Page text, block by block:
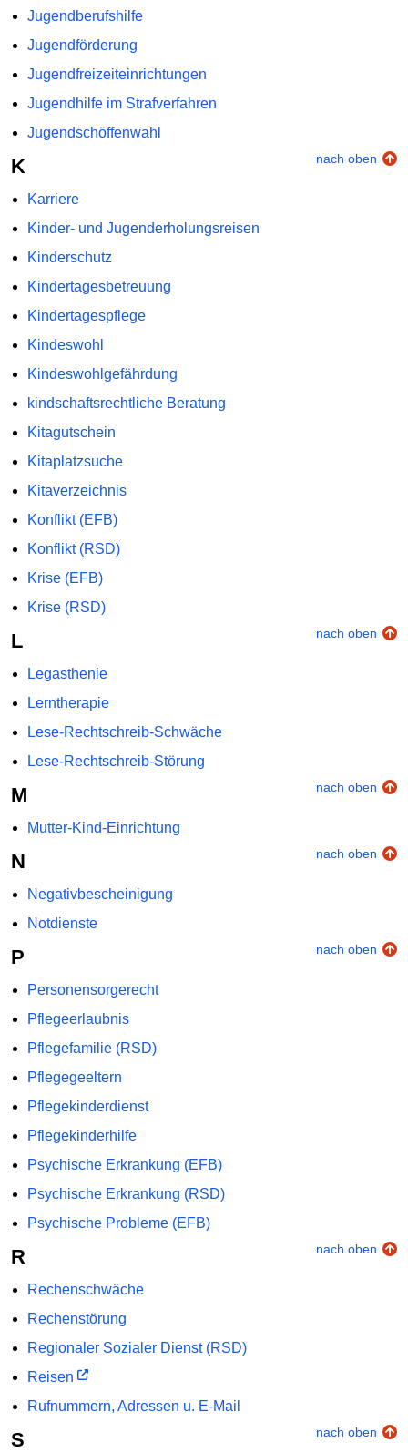
Jugendberufshilfe
Jugendförderung
Jugendfreizeiteinrichtungen
Jugendhilfe im Strafverfahren
Jugendschöffenwahl
K nach oben
Karriere
Kinder- und Jugenderholungsreisen
Kinderschutz
Kindertagesbetreuung
Kindertagespflege
Kindeswohl
Kindeswohlgefährdung
kindschaftsrechtliche Beratung
Kitagutschein
Kitaplatzsuche
Kitaverzeichnis
Konflikt (EFB)
Konflikt (RSD)
Krise (EFB)
Krise (RSD)
L nach oben
Legasthenie
Lerntherapie
Lese-Rechtschreib-Schwäche
Lese-Rechtschreib-Störung
M nach oben
Mutter-Kind-Einrichtung
N nach oben
Negativbescheinigung
Notdienste
P nach oben
Personensorgerecht
Pflegeerlaubnis
Pflegefamilie (RSD)
Pflegegeeltern
Pflegekinderdienst
Pflegekinderhilfe
Psychische Erkrankung (EFB)
Psychische Erkrankung (RSD)
Psychische Probleme (EFB)
R nach oben
Rechenschwäche
Rechenstörung
Regionaler Sozialer Dienst (RSD)
Reisen
Rufnummern, Adressen u. E-Mail
S nach oben